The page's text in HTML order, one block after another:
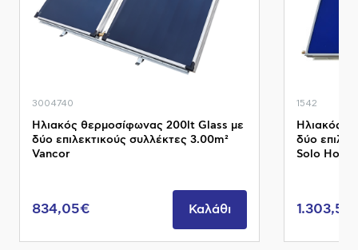
3004740
Ηλιακός θερμοσίφωνας 200lt Glass με
δύο επιλεκτικούς συλλέκτες 3.00m²
Vancor
834,05€ Καλάθι
1542
Ηλιακός
δύο
Solo